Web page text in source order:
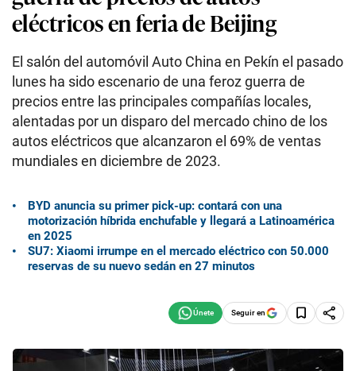
eléctricos en feria de Beijing
El salón del automóvil Auto China en Pekín el pasado
lunes ha sido escenario de una feroz guerra de
precios entre las principales compañías locales,
alentadas por un disparo del mercado chino de los
autos eléctricos que alcanzaron el 69% de ventas
mundiales en diciembre de 2023.
BYD anuncia su primer pick-up: contará con una
motorización híbrida enchufable y llegará a Latinoamérica
en 2025
SU7: Xiaomi irrumpe en el mercado eléctrico con 50.000
reservas de su nuevo sedán en 27 minutos
Seguir en